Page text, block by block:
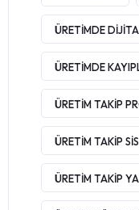
ÜRETIMDE
ÜRETIMDE
ÜRETIM TAKIP
ÜRETIM TAKIP
ÜRETIM TAKIP